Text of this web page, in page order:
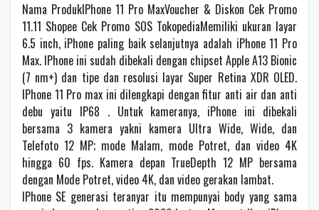
Nama ProdukIPhone 11 Pro MaxVoucher & Diskon Cek Promo
11.11 Shopee Cek Promo SOS TokopediaMemiliki ukuran layar
6.5 inch, iPhone paling baik selanjutnya adalah iPhone 11 Pro
Max. IPhone ini sudah dibekali dengan chipset Apple A13 Bionic
(7 nm+) dan tipe dan resolusi layar Super Retina XDR OLED.
IPhone 11 Pro max ini dilengkapi dengan fitur anti air dan anti
debu yaitu IP68 . Untuk kameranya, iPhone ini dibekali
bersama 3 kamera yakni kamera Ultra Wide, Wide, dan
Telefoto 12 MP; mode Malam, mode Potret, dan video 4K
hingga 60 fps. Kamera depan TrueDepth 12 MP bersama
dengan Mode Potret, video 4K, dan video gerakan lambat.
IPhone SE generasi teranyar itu mempunyai body yang sama